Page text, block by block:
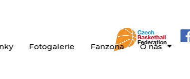
Fotogalerie Fanzona
O nás